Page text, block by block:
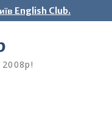
English Club.